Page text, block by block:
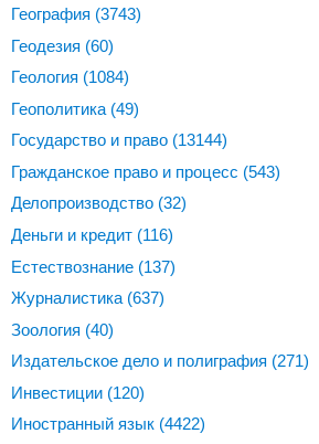
География (3743)
Геодезия (60)
Геология (1084)
Геополитика (49)
Государство и право (13144)
Гражданское право и процесс (543)
Делопроизводство (32)
Деньги и кредит (116)
Естествознание (137)
Журналистика (637)
Зоология (40)
Издательское дело и полиграфия (271)
Инвестиции (120)
Иностранный язык (4422)